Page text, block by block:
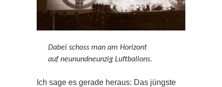
Dabei schoss man am Horizont
auf neunundneunzig Luftballons.
Ich sage es gerade heraus: Das jüngste